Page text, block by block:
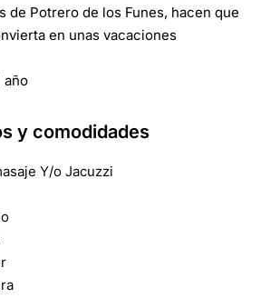
de Potrero de los Funes, hacen que
en unas vacaciones
año
y comodidades
Y/o Jacuzzi